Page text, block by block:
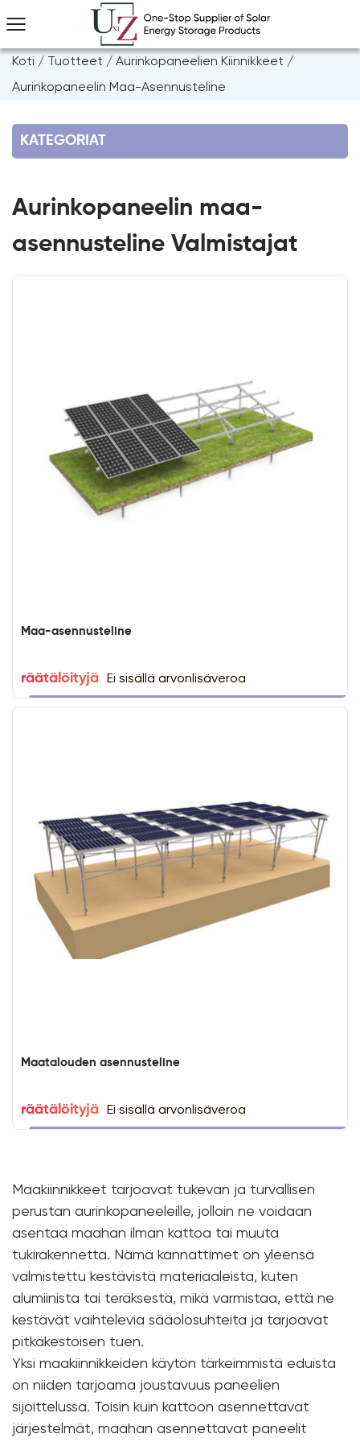
Koti / Tuotteet / Aurinkopaneelien Kiinnikkeet /
Aurinkopaneelin Maa-Asennusteline
KATEGORIAT
Aurinkopaneelin maa-
asennusteline Valmistajat
Maa-asennusteline
räätälöityjä Ei sisällä arvonlisäveroa
Maatalouden asennusteline
räätälöityjä Ei sisällä arvonlisäveroa
Maakiinnikkeet tarjoavat tukevan ja turvallisen
perustan aurinkopaneeleille, jolloin ne voidaan
asentaa maahan ilman kattoa tai muuta
tukirakennetta. Nämä kannattimet on yleensä
valmistettu kestävistä materiaaleista, kuten
alumiinista tai teräksestä, mikä varmistaa, että ne
kestävät vaihtelevia sääolosuhteita ja tarjoavat
pitkäkestoisen tuen.
Yksi maakiinnikkeiden käytön tärkeimmistä eduista
on niiden tarjoama joustavuus paneelien
sijoittelussa. Toisin kuin kattoon asennettavat
järjestelmät, maahan asennettavat paneelit